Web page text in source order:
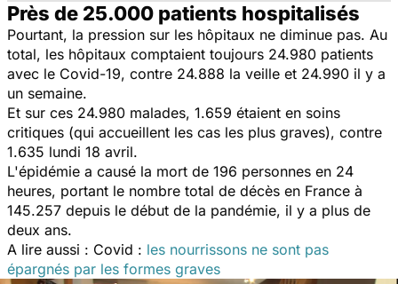
Près de 25.000 patients hospitalisés
Pourtant, la pression sur les hôpitaux ne diminue pas. Au
total, les hôpitaux comptaient toujours 24.980 patients
avec le Covid-19, contre 24.888 la veille et 24.990 il y a
un semaine.
Et sur ces 24.980 malades, 1.659 étaient en soins
critiques (qui accueillent les cas les plus graves), contre
1.635 lundi 18 avril.
L'épidémie a causé la mort de 196 personnes en 24
heures, portant le nombre total de décès en France à
145.257 depuis le début de la pandémie, il y a plus de
deux ans.
A lire aussi : Covid : les nourrissons ne sont pas
épargnés par les formes graves